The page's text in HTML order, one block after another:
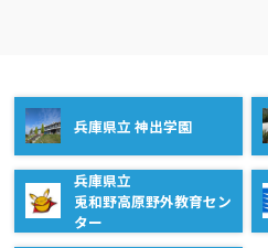
兵庫県立 神出学園
兵庫県立
兎和野高原野外教育セン
ター